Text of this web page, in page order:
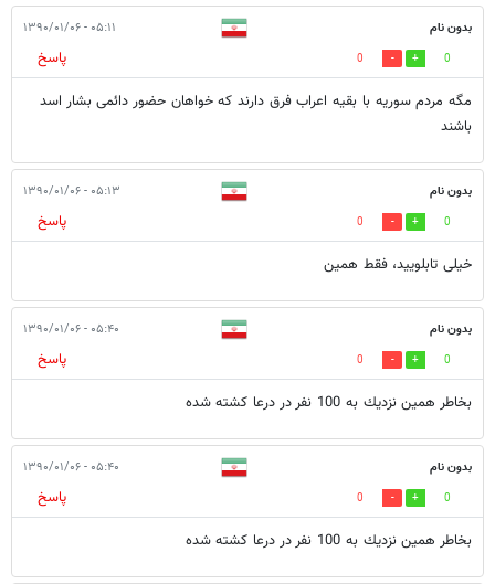
بدون نام ۰۵:۱۱ - ۱۳۹۰/۰۱/۰۶
0
0
پاسخ
مگه مردم سوریه با بقیه اعراب فرق دارند که خواهان حضور دائمی بشار اسد
باشند
بدون نام ۰۵:۱۳ - ۱۳۹۰/۰۱/۰۶
0
0
پاسخ
خیلی تابلویید، فقط همین
بدون نام ۰۵:۴۰ - ۱۳۹۰/۰۱/۰۶
0
0
پاسخ
بخاطر همين نزديك به 100 نفر در درعا كشته شده
بدون نام ۰۵:۴۰ - ۱۳۹۰/۰۱/۰۶
0
0
پاسخ
بخاطر همين نزديك به 100 نفر در درعا كشته شده